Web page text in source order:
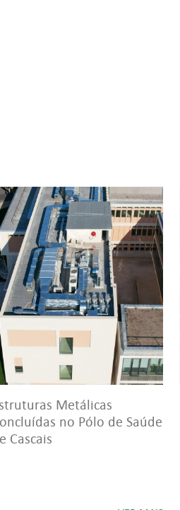
Metálicas
no Pólo de Saúde
Cascais